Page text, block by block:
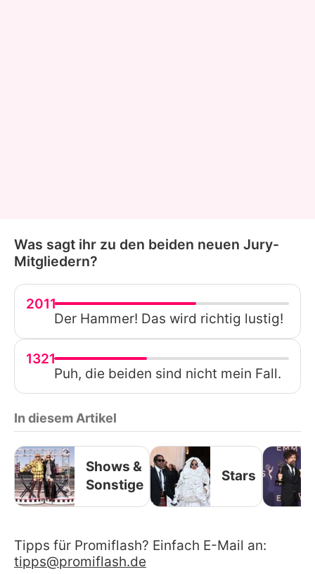
Was sagt ihr zu den beiden neuen Jury-
Mitgliedern?
2011
Der Hammer! Das wird richtig lustig!
1321
Puh, die beiden sind nicht mein Fall.
In diesem Artikel
Shows &
Sonstige
Stars
Tipps für Promiflash? Einfach E-Mail an:
tipps@promiflash.de